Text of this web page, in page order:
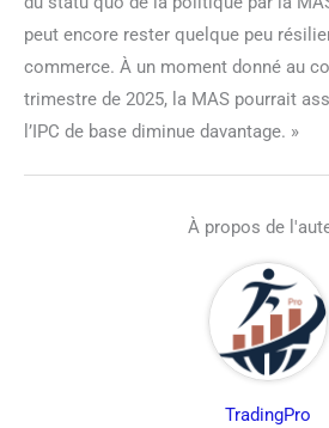
peut encore rester quelque peu
commerce. À un moment donné au
trimestre de 2025, la MAS pourrait
l’IPC de base diminue davantage. »
À propos de
TradingPro